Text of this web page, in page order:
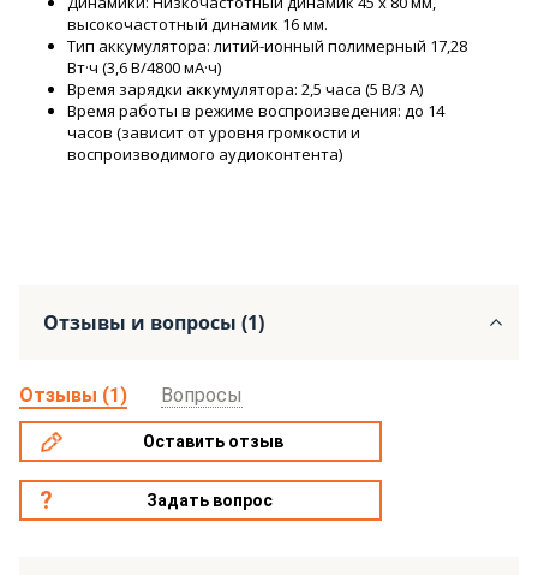
высокочастотный динамик 16 мм.
Тип аккумулятора: литий-ионный полимерный 17,28
Вт·ч (3,6 В/4800 мА·ч)
Время зарядки аккумулятора: 2,5 часа (5 В/3 А)
Время работы в режиме воспроизведения: до 14
часов (зависит от уровня громкости и
воспроизводимого аудиоконтента)
Отзывы и вопросы (1)
Отзывы (1) Вопросы
Оставить отзыв
Задать вопрос